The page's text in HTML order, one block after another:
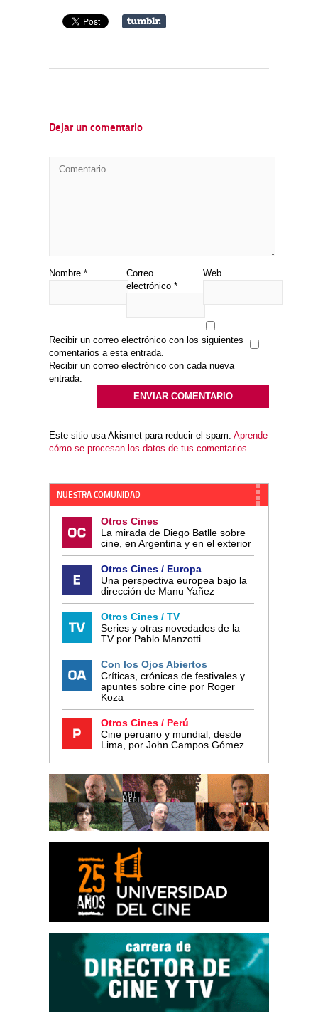
Dejar un comentario
Nombre *
Correo
electrónico *
Web
Recibir un correo electrónico con los siguientes
comentarios a esta entrada.
Recibir un correo electrónico con cada nueva
entrada.
Este sitio usa Akismet para reducir el spam. Aprende
cómo se procesan los datos de tus comentarios.
NUESTRA COMUNIDAD
Otros Cines
La mirada de Diego Batlle sobre
cine, en Argentina y en el exterior
Otros Cines / Europa
Una perspectiva europea bajo la
dirección de Manu Yañez
Otros Cines / TV
Series y otras novedades de la
TV por Pablo Manzotti
Con los Ojos Abiertos
Críticas, crónicas de festivales y
apuntes sobre cine por Roger
Koza
Otros Cines / Perú
Cine peruano y mundial, desde
Lima, por John Campos Gómez